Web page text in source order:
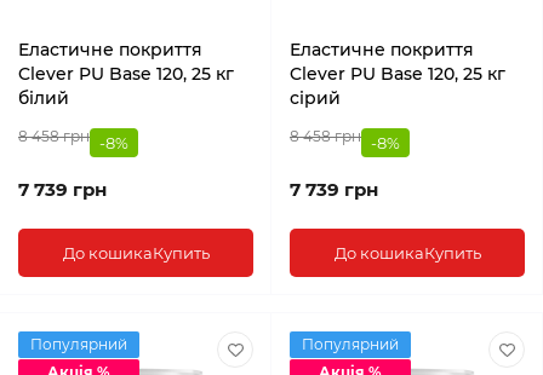
Еластичне покриття
Clever PU Base 120, 25 кг
білий
8 458 грн -8%
7 739 грн
До кошикаКупить
Еластичне покриття
Clever PU Base 120, 25 кг
сірий
8 458 грн -8%
7 739 грн
До кошикаКупить
Популярний
Популярний